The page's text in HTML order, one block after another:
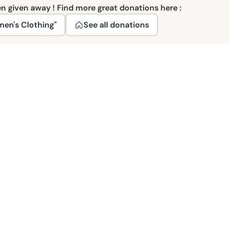
given away ! Find more great donations here :
Clothing"
See all donations